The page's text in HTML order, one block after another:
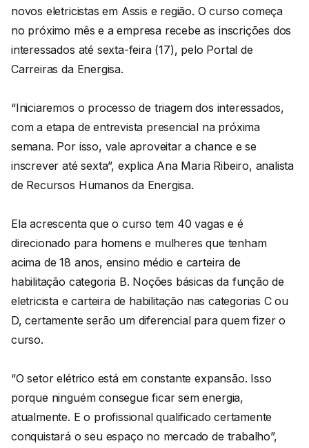
novos eletricistas em Assis e região. O curso começa
no próximo mês e a empresa recebe as inscrições dos
interessados até sexta-feira (17), pelo Portal de
Carreiras da Energisa.
“Iniciaremos o processo de triagem dos interessados,
com a etapa de entrevista presencial na próxima
semana. Por isso, vale aproveitar a chance e se
inscrever até sexta”, explica Ana Maria Ribeiro, analista
de Recursos Humanos da Energisa.
Ela acrescenta que o curso tem 40 vagas e é
direcionado para homens e mulheres que tenham
acima de 18 anos, ensino médio e carteira de
habilitação categoria B. Noções básicas da função de
eletricista e carteira de habilitação nas categorias C ou
D, certamente serão um diferencial para quem fizer o
curso.
“O setor elétrico está em constante expansão. Isso
porque ninguém consegue ficar sem energia,
atualmente. E o profissional qualificado certamente
conquistará o seu espaço no mercado de trabalho”,